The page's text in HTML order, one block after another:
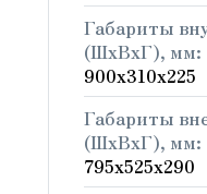
Габариты
(ШхВхГ), мм:
900x310x225
Габариты
(ШхВхГ), мм:
795х525х290